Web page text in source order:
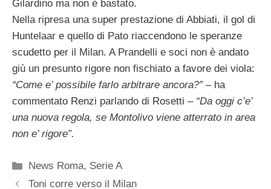
Gilardino ma non è bastato.
Nella ripresa una super prestazione di Abbiati, il gol di
Huntelaar e quello di Pato riaccendono le speranze
scudetto per il Milan. A Prandelli e soci non è andato
giù un presunto rigore non fischiato a favore dei viola:
“Come e’ possibile farlo arbitrare ancora?”– ha
commentato Renzi parlando di Rosetti – “Da oggi c’e’
una nuova regola, se Montolivo viene atterrato in area
non e’ rigore”.
Categorie
News Roma, Serie A
Toni corre verso il Milan